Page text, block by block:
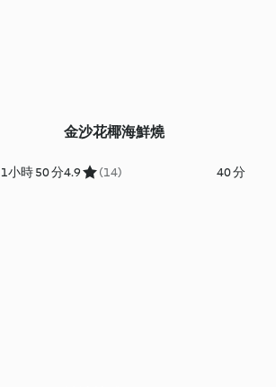
1小時 50 分
金沙花椰海鮮燒
4.9 (14) 40 分